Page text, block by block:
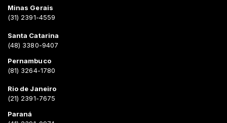
Minas Gerais
(31) 2391-4559
Santa Catarina
(48) 3380-9407
Pernambuco
(81) 3264-1780
Rio de Janeiro
(21) 2391-7675
Paraná